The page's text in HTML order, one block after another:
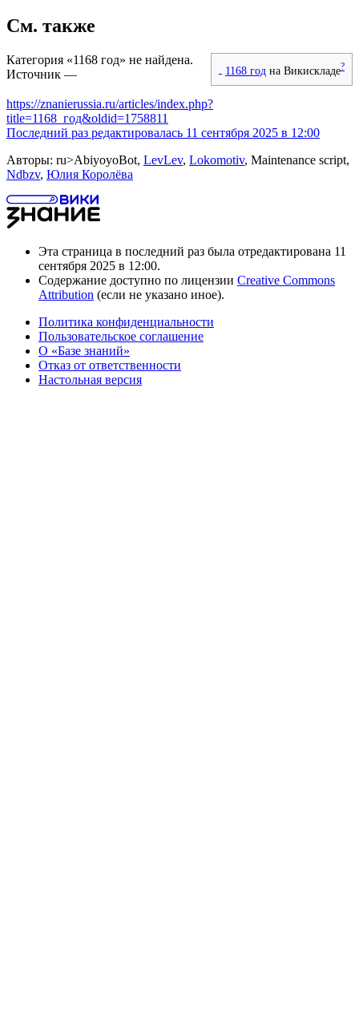
См. также
1168 год на Викискладе?
Категория «1168 год» не найдена.
Источник —
https://znanierussia.ru/articles/index.php?
title=1168_год&oldid=1758811
Последний раз редактировалась 11 сентября 2025 в 12:00
Авторы: ru>AbiyoyoBot, LevLev, Lokomotiv, Maintenance script,
Ndbzv, Юлия Королёва
Эта страница в последний раз была отредактирована 11
сентября 2025 в 12:00.
Содержание доступно по лицензии Creative Commons
Attribution (если не указано иное).
Политика конфиденциальности
Пользовательское соглашение
О «Базе знаний»
Отказ от ответственности
Настольная версия